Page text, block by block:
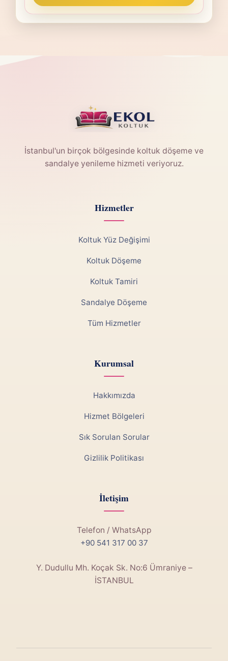
İstanbul'un birçok bölgesinde koltuk döşeme ve
sandalye yenileme hizmeti veriyoruz.
Hizmetler
Koltuk Yüz Değişimi
Koltuk Döşeme
Koltuk Tamiri
Sandalye Döşeme
Tüm Hizmetler
Kurumsal
Hakkımızda
Hizmet Bölgeleri
Sık Sorulan Sorular
Gizlilik Politikası
İletişim
Telefon / WhatsApp
+90 541 317 00 37
Y. Dudullu Mh. Koçak Sk. No:6 Ümraniye –
İSTANBUL